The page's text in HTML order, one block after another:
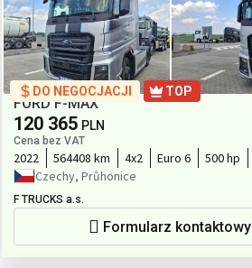
DO NEGOCJACJI TOP
FORD F-MAX
120 365 PLN
Cena bez VAT
2022 564408 km 4x2 Euro 6 500 hp
Czechy, Průhonice
F TRUCKS a.s.
Formularz kontaktowy